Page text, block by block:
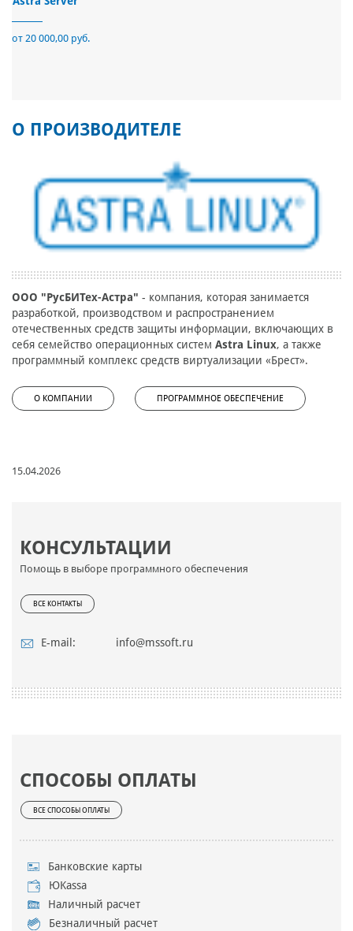
КОНСУЛЬТАЦИИ
Помощь в выборе программного обеспечения
ВСЕ КОНТАКТЫ
E-mail: info@mssoft.ru
СПОСОБЫ ОПЛАТЫ
ВСЕ СПОСОБЫ ОПЛАТЫ
Банковские карты
ЮKassa
Наличный расчет
Безналичный расчет
от 20 000,00 руб.
О ПРОИЗВОДИТЕЛЕ
ООО "РусБИТех-Астра" - компания, которая занимается
разработкой, производством и распространением
отечественных средств защиты информации, включающих в
себя семейство операционных систем Astra Linux, а также
программный комплекс средств виртуализации «Брест».
О КОМПАНИИ ПРОГРАММНОЕ ОБЕСПЕЧЕНИЕ
15.04.2026